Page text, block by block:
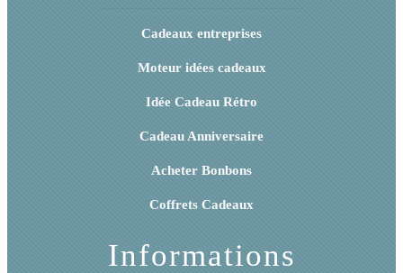
Cadeaux entreprises
Moteur idées cadeaux
Idée Cadeau Rétro
Cadeau Anniversaire
Acheter Bonbons
Coffrets Cadeaux
Informations